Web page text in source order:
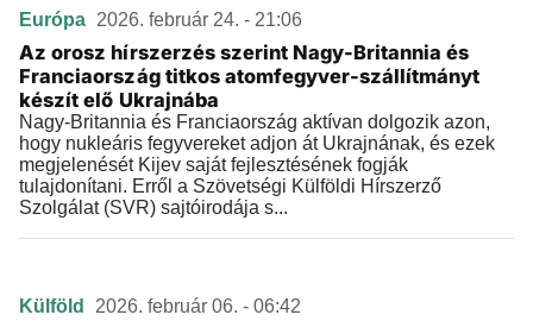
Európa 2026. február 24. - 21:06
Az orosz hírszerzés szerint Nagy-Britannia és
Franciaország titkos atomfegyver-szállítmányt
készít elő Ukrajnába
Nagy-Britannia és Franciaország aktívan dolgozik azon,
hogy nukleáris fegyvereket adjon át Ukrajnának, és ezek
megjelenését Kijev saját fejlesztésének fogják
tulajdonítani. Erről a Szövetségi Külföldi Hírszerző
Szolgálat (SVR) sajtóirodája s...
Külföld 2026. február 06. - 06:42